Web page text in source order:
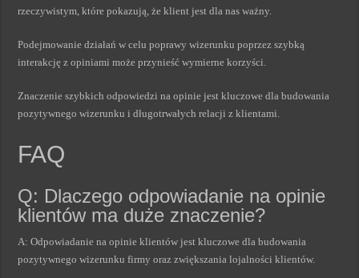
rzeczywistym, które pokazują, że klient jest dla nas ważny.
Podejmowanie działań w celu poprawy wizerunku poprzez szybką
interakcję z opiniami może przynieść wymierne korzyści.
Znaczenie szybkich odpowiedzi na opinie jest kluczowe dla budowania
pozytywnego wizerunku i długotrwałych relacji z klientami.
FAQ
Q: Dlaczego odpowiadanie na opinie
klientów ma duże znaczenie?
A: Odpowiadanie na opinie klientów jest kluczowe dla budowania
pozytywnego wizerunku firmy oraz zwiększania lojalności klientów.